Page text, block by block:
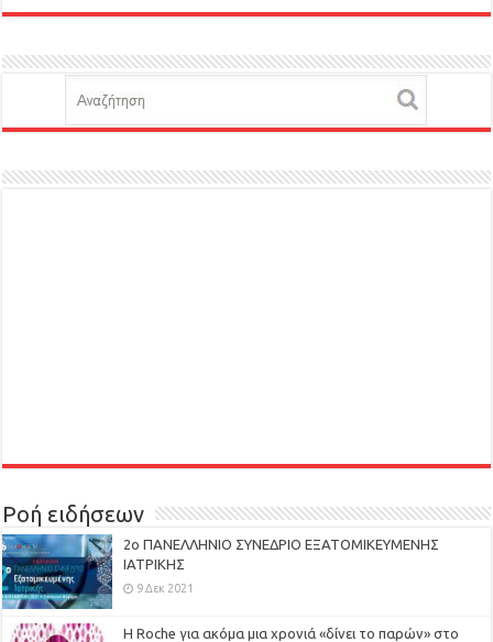
Ροή ειδήσεων
2ο ΠΑΝΕΛΛΗΝΙΟ ΣΥΝΕΔΡΙΟ ΕΞΑΤΟΜΙΚΕΥΜΕΝΗΣ
ΙΑΤΡΙΚΗΣ
9 Δεκ 2021
H Roche για ακόμα μια χρονιά «δίνει το παρών» στο